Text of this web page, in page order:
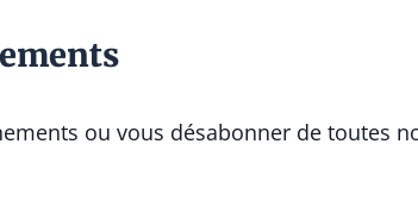
ou vous désabonner de toutes